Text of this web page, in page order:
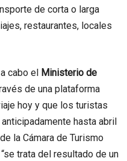
de corta o larga
restaurantes, locales
cabo el Ministerio de
de una plataforma
hoy y que los turistas
hasta abril
la Cámara de Turismo
trata del resultado de un